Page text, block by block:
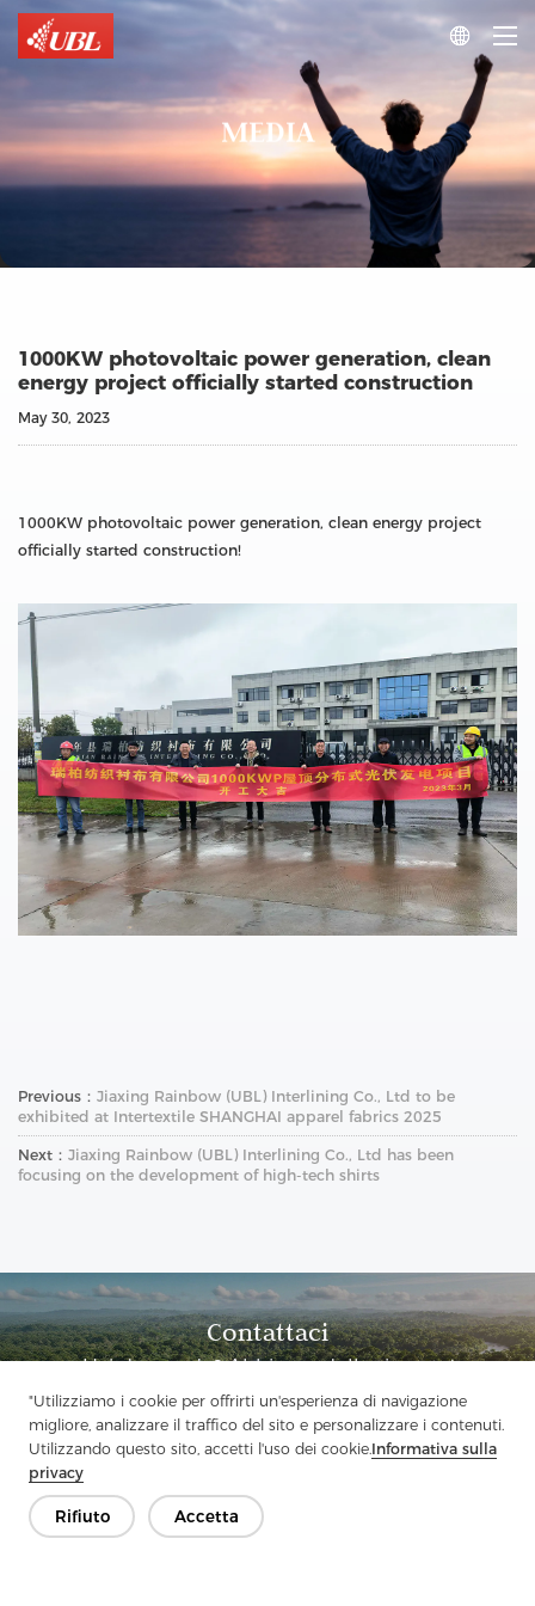
"Utilizziamo i cookie per offrirti un'esperienza di navigazione
migliore, analizzare il traffico del sito e personalizzare i contenuti.
Utilizzando questo sito, accetti l'uso dei cookie.Informativa sulla
privacy
Rifiuto Accetta

MEDIA
1000KW photovoltaic power generation, clean
energy project officially started construction
May 30, 2023
1000KW photovoltaic power generation, clean energy project
officially started construction!
Previous： Jiaxing Rainbow (UBL) Interlining Co., Ltd to be
exhibited at Intertextile SHANGHAI apparel fabrics 2025
Next： Jiaxing Rainbow (UBL) Interlining Co., Ltd has been
focusing on the development of high-tech shirts
Contattaci
Hai domande? Abbiamo delle risposte!
Parliamo
Azienda Prodotto Soluzione